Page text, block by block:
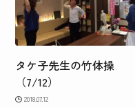
タケ子先生の竹体操
（7/12）
2018.07.12